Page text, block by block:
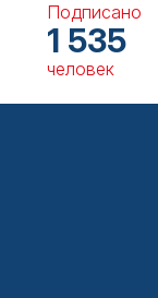
Подписано
1 535
человек